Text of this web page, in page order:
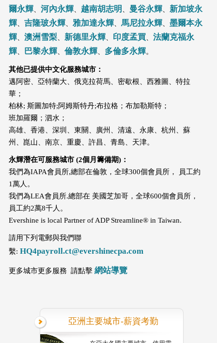
爾永輝、 河內永輝、 越南胡志明 曼谷永輝、 新加坡永
輝、 吉隆玻永輝、 雅加達永輝、 馬尼拉永輝、 墨爾本永
輝、 澳洲雪梨、 新德里永輝、 印度孟買、 法蘭克福永
輝、 巴黎永輝、 倫敦永輝、 多倫多永輝。
其他已提供中文化服務城市：
邁阿密、亞特蘭大、俄克拉荷馬、密歇根、西雅圖、特拉
華；
柏林; 斯圖加特;阿姆斯特丹;布拉格；布加勒斯特；
班加羅爾；泗水；
高雄、香港、深圳、東關、廣州、清遠、永康、杭州、蘇
州、崑山、南京、重慶、許昌、青島、天津。
永輝潛在可服務城市 (2個月籌備期)：
我們為IAPA會員所,總部在倫敦，全球300個會員所， 員工約
1萬人。
我們為LEA會員所.總部在 美國芝加哥，全球600個會員所，
員工約2萬8千人。
Evershine is local Partner of ADP Streamline® in Taiwan.
請用下列電郵與我們聯
繫: HQ4payroll.ct@evershinecpa.com
更多城市更多服務 請點擊 網站導覽
亞洲主要城市-薪資考勤